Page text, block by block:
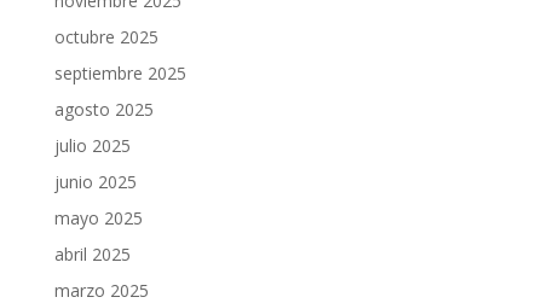
octubre 2025
septiembre 2025
agosto 2025
julio 2025
junio 2025
mayo 2025
abril 2025
marzo 2025